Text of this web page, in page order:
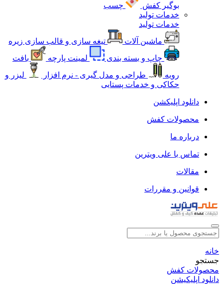
بوگیر کفش
چسب
خدمات تولید
خدمات تولید
ماشین آلات
تیغه سازی و قالب سازی زیره
چاپ و بسته بندی
لمینت پارچه
بافت
رویه
طراحی و مدل گیری - نرم افزار
لیزر و
حکاکی و خدمات پستایی
دانلود اپلیکشن
محصولات کفش
درباره ما
تماس با علی ویترین
مقالات
قوانین و مقررات
خانه
جستجو
محصولات کفش
دانلود اپلیکیشن